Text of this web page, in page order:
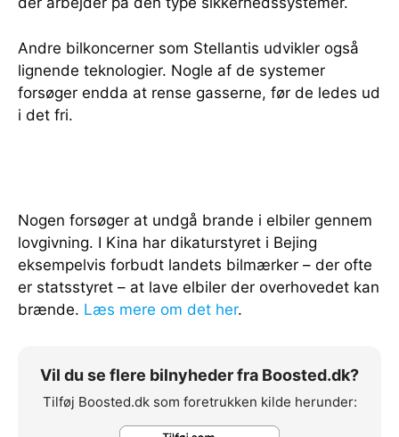
Andre bilkoncerner som Stellantis udvikler også
lignende teknologier. Nogle af de systemer
forsøger endda at rense gasserne, før de ledes ud
i det fri.
Nogen forsøger at undgå brande i elbiler gennem
lovgivning. I Kina har dikaturstyret i Bejing
eksempelvis forbudt landets bilmærker – der ofte
er statsstyret – at lave elbiler der overhovedet kan
brænde. Læs mere om det her.
Vil du se flere bilnyheder fra Boosted.dk?
Tilføj Boosted.dk som foretrukken kilde herunder: